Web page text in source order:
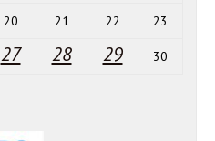
20 21 22 23
27 28 29 30